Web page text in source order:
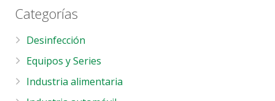
Categorías
Desinfección
Equipos y Series
Industria alimentaria